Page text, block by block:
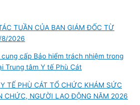
TUẦN CỦA BAN GIÁM ĐỐC TỪ
8/2026
cấp Bảo hiểm trách nhiệm trong
Trung tâm Y tế Phù Cát
TẾ PHÙ CÁT TỔ CHỨC KHÁM SỨC
CHỨC, NGƯỜI LAO ĐỘNG NĂM 2026